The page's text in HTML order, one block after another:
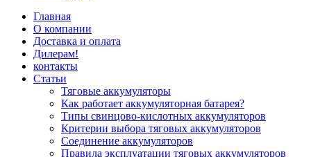
Главная
О компании
Доставка и оплата
Дилерам!
контакты
Статьи
Тяговые аккумуляторы
Как работает аккумуляторная батарея?
Типы свинцово-кислотных аккумуляторов
Критерии выбора тяговых аккумуляторов
Соединение аккумуляторов
Правила эксплуатации тяговых аккумуляторов